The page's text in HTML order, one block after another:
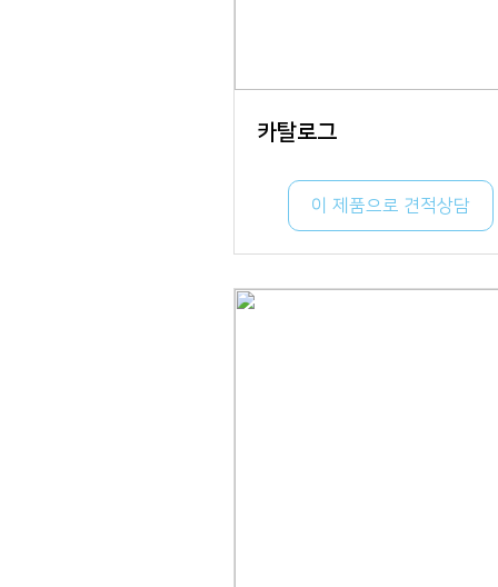
카탈로그
이 제품으로 견적상담